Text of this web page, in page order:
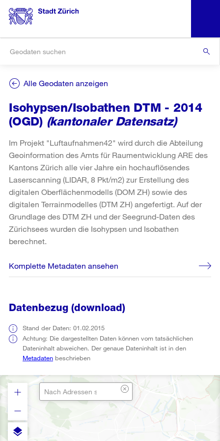
Alle Geodaten anzeigen
Isohypsen/Isobathen DTM - 2014
(OGD) (kantonaler Datensatz)
Im Projekt "Luftaufnahmen42" wird durch die Abteilung
Geoinformation des Amts für Raumentwicklung ARE des
Kantons Zürich alle vier Jahre ein hochauflösendes
Laserscanning (LIDAR, 8 Pkt/m2) zur Erstellung des
digitalen Oberflächenmodells (DOM ZH) sowie des
digitalen Terrainmodelles (DTM ZH) angefertigt. Auf der
Grundlage des DTM ZH und der Seegrund-Daten des
Zürichsees wurden die Isohypsen und Isobathen
berechnet.
Komplette Metadaten ansehen
Datenbezug (download)
Stand der Daten: 01.02.2015
Achtung: Die dargestellten Daten können vom tatsächlichen
Dateninhalt abweichen. Der genaue Dateninhalt ist in den
Metadaten beschrieben
layers